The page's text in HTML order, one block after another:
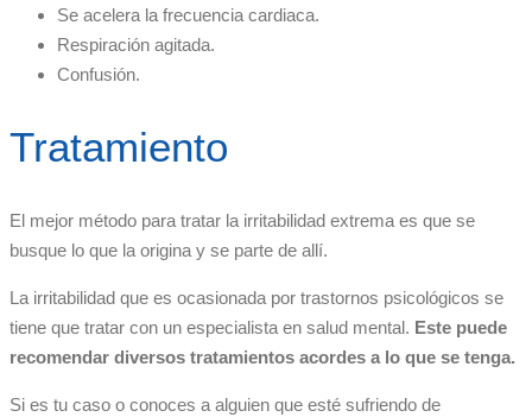
Se acelera la frecuencia cardiaca.
Respiración agitada.
Confusión.
Tratamiento
El mejor método para tratar la irritabilidad extrema es que se
busque lo que la origina y se parte de allí.
La irritabilidad que es ocasionada por trastornos psicológicos se
tiene que tratar con un especialista en salud mental. Este puede
recomendar diversos tratamientos acordes a lo que se tenga.
Si es tu caso o conoces a alguien que esté sufriendo de